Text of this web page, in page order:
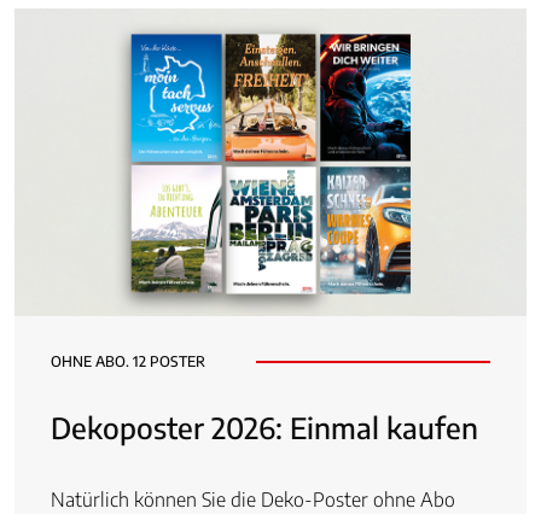
OHNE ABO. 12 POSTER
Dekoposter 2026: Einmal kaufen
Natürlich können Sie die Deko-Poster ohne Abo